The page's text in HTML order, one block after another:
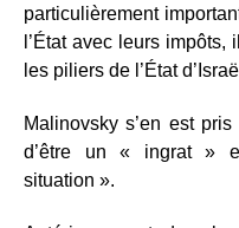
particulièrement
l’État avec leurs
les piliers de l’État
Malinovsky s’en est
d’être un « ingrat »
situation ».